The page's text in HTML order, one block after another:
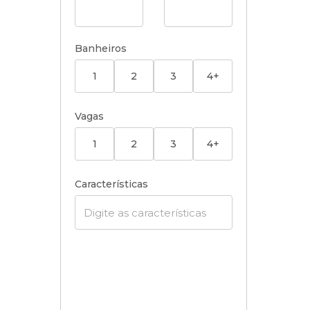
Banheiros
1 2 3 4+
Vagas
1 2 3 4+
Características